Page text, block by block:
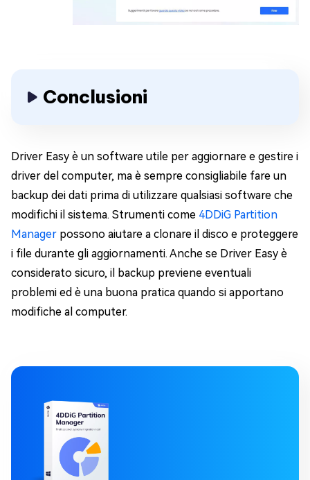
Conclusioni
Driver Easy è un software utile per aggiornare e gestire i
driver del computer, ma è sempre consigliabile fare un
backup dei dati prima di utilizzare qualsiasi software che
modifichi il sistema. Strumenti come 4DDiG Partition
Manager possono aiutare a clonare il disco e proteggere
i file durante gli aggiornamenti. Anche se Driver Easy è
considerato sicuro, il backup previene eventuali
problemi ed è una buona pratica quando si apportano
modifiche al computer.